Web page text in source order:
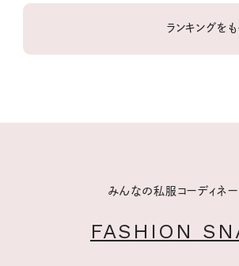
ランキングをも
みんなの私服コーディネー
FASHION